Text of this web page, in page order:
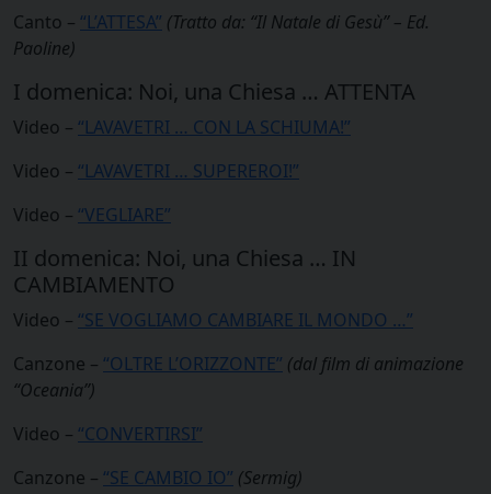
Canto – “L’ATTESA” (Tratto da: “Il Natale di Gesù” – Ed.
Paoline)
I domenica: Noi, una Chiesa … ATTENTA
Video – “LAVAVETRI … CON LA SCHIUMA!”
Video – “LAVAVETRI … SUPEREROI!”
Video – “VEGLIARE”
II domenica: Noi, una Chiesa … IN
CAMBIAMENTO
Video – “SE VOGLIAMO CAMBIARE IL MONDO …”
Canzone – “OLTRE L’ORIZZONTE” (dal film di animazione
“Oceania”)
Video – “CONVERTIRSI”
Canzone – “SE CAMBIO IO” (Sermig)